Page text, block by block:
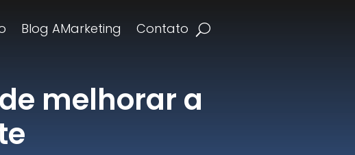
Blog AMarketing Contato
melhorar a